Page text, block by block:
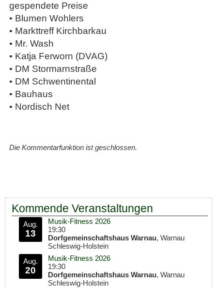
gespendete Preise
▪ Blumen Wohlers
▪ Markttreff Kirchbarkau
▪ Mr. Wash
▪ Katja Ferworn (DVAG)
▪ DM Stormarnstraße
▪ DM Schwentinental
▪ Bauhaus
▪ Nordisch Net
Die Kommentarfunktion ist geschlossen.
Kommende Veranstaltungen
Aug.
13
Musik-Fitness 2026
19:30
Dorfgemeinschaftshaus Warnau, Warnau
Schleswig-Holstein
Aug.
20
Musik-Fitness 2026
19:30
Dorfgemeinschaftshaus Warnau, Warnau
Schleswig-Holstein